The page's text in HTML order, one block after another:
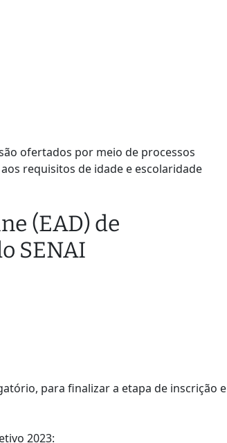
ofertados por meio de processos
requisitos de idade e escolaridade
(EAD) de
SENAI
para finalizar a etapa de inscrição e
2023: